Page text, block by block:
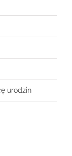
urodzin